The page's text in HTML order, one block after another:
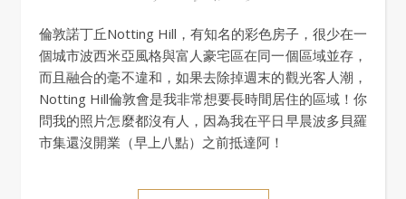
倫敦諾丁丘Notting Hill，有知名的彩色房子，很少在一
個城市波西米亞風格與富人豪宅區在同一個區域並存，
而且融合的毫不違和，如果去除掉週末的觀光客人潮，
Notting Hill倫敦會是我非常想要長時間居住的區域！你
問我的照片怎麼都沒有人，因為我在平日早晨波多貝羅
市集還沒開業（早上八點）之前抵達阿！